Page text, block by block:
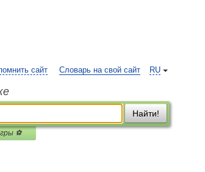
RU
сайт Словарь на свой сайт
Найти!
⚽